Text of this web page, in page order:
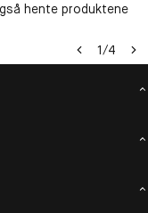
hente produktene
1/4